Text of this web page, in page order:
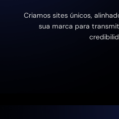
Criamos sites únicos,
sua marca para